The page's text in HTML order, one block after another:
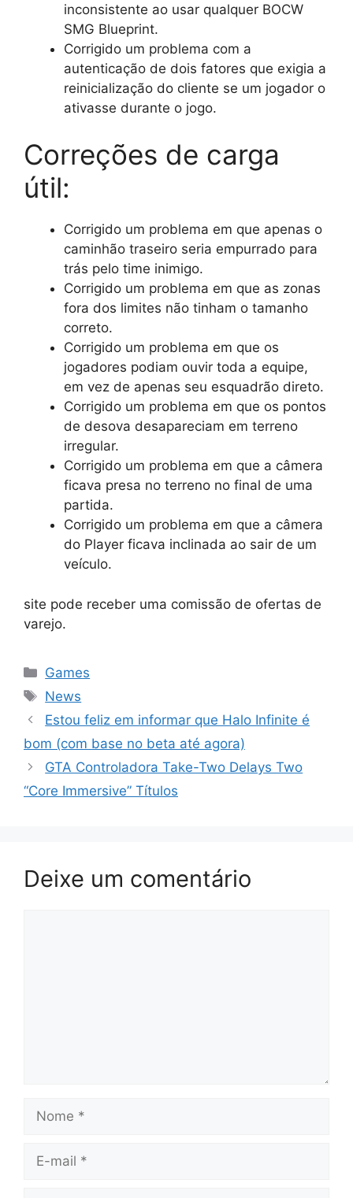
inconsistente ao usar qualquer BOCW
SMG Blueprint.
Corrigido um problema com a
autenticação de dois fatores que exigia a
reinicialização do cliente se um jogador o
ativasse durante o jogo.
Correções de carga
útil:
Corrigido um problema em que apenas o
caminhão traseiro seria empurrado para
trás pelo time inimigo.
Corrigido um problema em que as zonas
fora dos limites não tinham o tamanho
correto.
Corrigido um problema em que os
jogadores podiam ouvir toda a equipe,
em vez de apenas seu esquadrão direto.
Corrigido um problema em que os pontos
de desova desapareciam em terreno
irregular.
Corrigido um problema em que a câmera
ficava presa no terreno no final de uma
partida.
Corrigido um problema em que a câmera
do Player ficava inclinada ao sair de um
veículo.
site pode receber uma comissão de ofertas de
varejo.
Categorias
Games
Tags
News
Estou feliz em informar que Halo Infinite é
bom (com base no beta até agora)
GTA Controladora Take-Two Delays Two
“Core Immersive” Títulos
Deixe um comentário
mail